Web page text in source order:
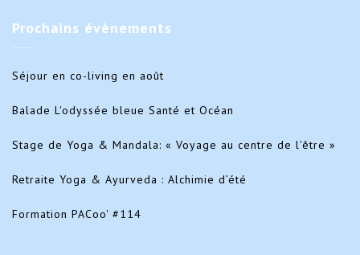
Prochains évènements
Séjour en co-living en août
Balade L'odyssée bleue Santé et Océan
Stage de Yoga & Mandala: « Voyage au centre de l'être »
Retraite Yoga & Ayurveda : Alchimie d’été
Formation PACoo' #114